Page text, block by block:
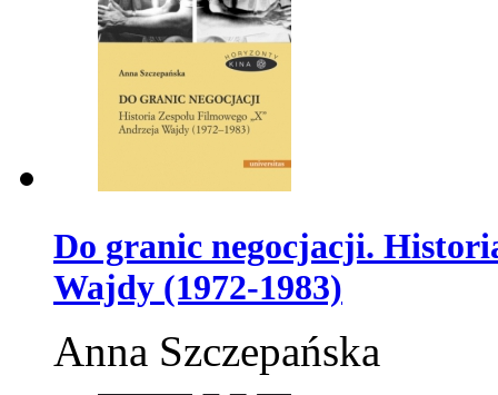
Do granic negocjacji.
Wajdy (1972-1983)
Anna Szczepańska